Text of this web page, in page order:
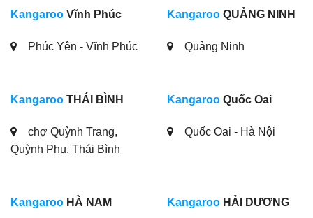
Kangaroo Vĩnh Phúc
Phúc Yên - Vĩnh Phúc
Kangaroo QUẢNG NINH
Quảng Ninh
Kangaroo THÁI BÌNH
chợ Quỳnh Trang,
Quỳnh Phụ, Thái Bình
Kangaroo Quốc Oai
Quốc Oai - Hà Nội
Kangaroo HÀ NAM Kangaroo HẢI DƯƠNG